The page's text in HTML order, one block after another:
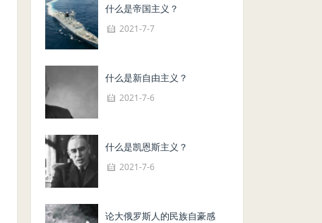
什么是帝国主义？
2021-7-7
什么是新自由主义？
2021-7-6
什么是凯恩斯主义？
2021-7-6
论大俄罗斯人的民族自豪感